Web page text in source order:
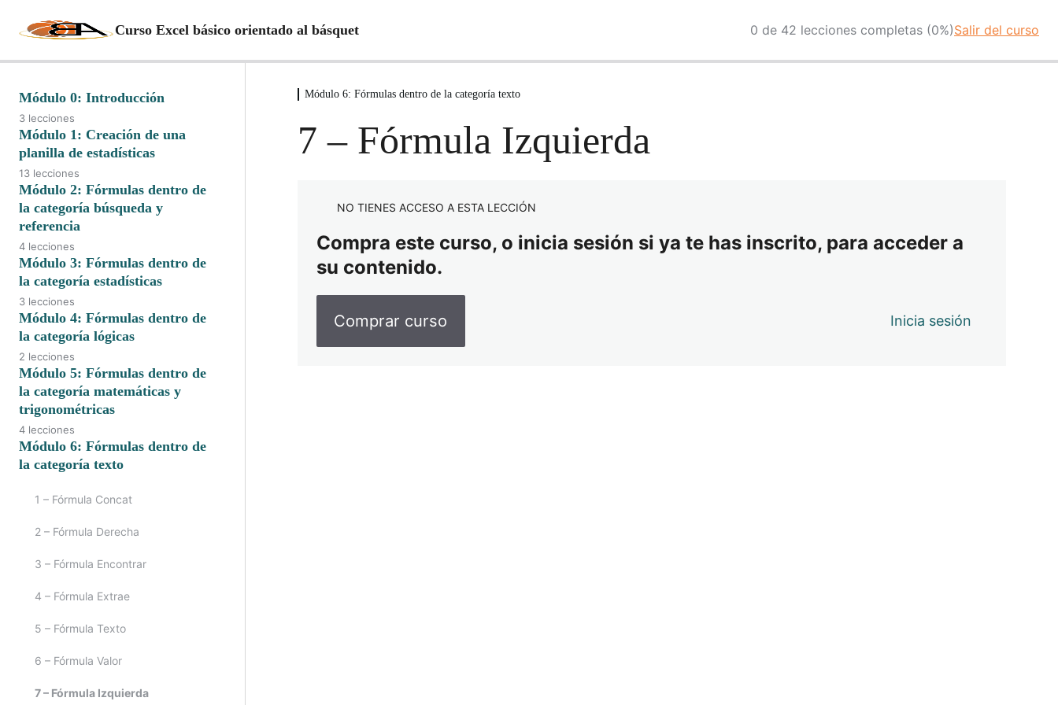
Curso Excel básico orientado al básquet 0 de 42 lecciones completas (0%)Salir del curso
Módulo 0: Introducción
3 lecciones
Módulo 1: Creación de una
planilla de estadísticas
13 lecciones
Módulo 2: Fórmulas dentro de
la categoría búsqueda y
referencia
4 lecciones
Módulo 3: Fórmulas dentro de
la categoría estadísticas
3 lecciones
Módulo 4: Fórmulas dentro de
la categoría lógicas
2 lecciones
Módulo 5: Fórmulas dentro de
la categoría matemáticas y
trigonométricas
4 lecciones
Módulo 6: Fórmulas dentro de
la categoría texto
1 – Fórmula Concat
2 – Fórmula Derecha
3 – Fórmula Encontrar
4 – Fórmula Extrae
5 – Fórmula Texto
6 – Fórmula Valor
7 – Fórmula Izquierda
Módulo 6: Fórmulas dentro de la categoría texto
7 – Fórmula Izquierda
NO TIENES ACCESO A ESTA LECCIÓN
Compra este curso, o inicia sesión si ya te has inscrito, para acceder a
su contenido.
Comprar curso Inicia sesión